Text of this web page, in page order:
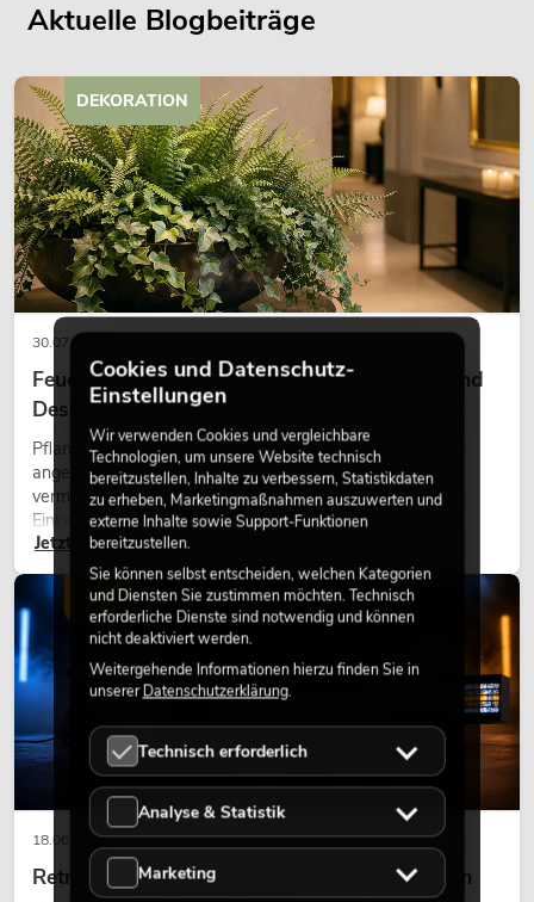
Aktuelle Blogbeiträge
30.07.2026
Feuerhemmende Kunstpflanzen: Sicherheit und
Design perfekt kombiniert
Pflanzen machen Räume lebendig. Sie schaffen eine
angenehme Atmosphäre, verbessern das Ambiente und
vermitteln Natürlichkeit. Ob in Hotels, Restaurants,
Einkaufszentren, Bürogebäuden oder auf Messeständen:
eine hochwertige Begrünung gehört heute längst zum
modernen Raumkonzept.
Jetzt lesen
DEKORATION
18.06.2026
Retro-Licht im modernen Lichtdesign: Warum
LICHT
Cookies und Datenschutz-
Einstellungen
Wir verwenden Cookies und vergleichbare
Technologien, um unsere Website technisch
bereitzustellen, Inhalte zu verbessern, Statistikdaten
zu erheben, Marketingmaßnahmen auszuwerten und
externe Inhalte sowie Support-Funktionen
bereitzustellen.
Sie können selbst entscheiden, welchen Kategorien
und Diensten Sie zustimmen möchten. Technisch
erforderliche Dienste sind notwendig und können
nicht deaktiviert werden.
Weitergehende Informationen hierzu finden Sie in
unsererDatenschutzerklärung.
Technisch erforderlich
Analyse & Statistik
Marketing